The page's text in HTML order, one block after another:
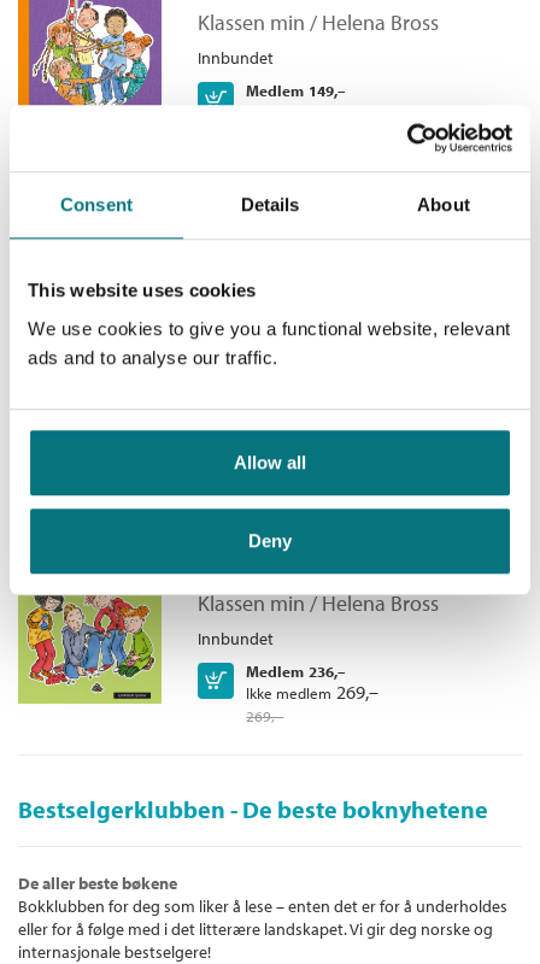
Consent Details About
This website uses cookies
We use cookies to give you a functional website, relevant
ads and to analyse our traffic.
Allow all
Deny
Antall sider:
Illustratør:
Originaltittel:
Rädda träden
Klassen min / Helena Bross
Innbundet
Medlem 149,–
Kjøp
Klassen min - Innbrudd på
Innbundet
kuler
Klassen min /Helena Bross
Innbundet
Medlem 236,–
Ikke medlem 269,–
269,–
Kjøp
Bestselgerklubben - De beste boknyhetene
De aller beste bøkene
Bokklubben for deg som liker å lese – enten det er for å underholdes
eller for å følge med i det litterære landskapet. Vi gir deg norske og
internasjonale bestselgere!